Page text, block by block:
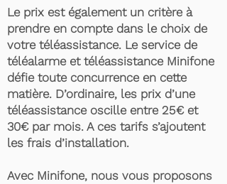
Le prix est également un critère à
prendre en compte dans le choix de
votre téléassistance. Le service de
téléalarme et téléassistance Minifone
défie toute concurrence en cette
matière. D’ordinaire, les prix d’une
téléassistance oscille entre 25€ et
30€ par mois. A ces tarifs s’ajoutent
les frais d’installation.
Avec Minifone, nous vous proposons